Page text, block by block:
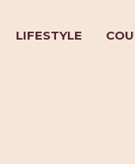
LIFESTYLE